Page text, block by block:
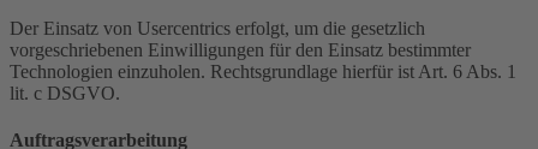
Der Einsatz von Usercentrics erfolgt, um die gesetzlich
vorgeschriebenen Einwilligungen für den Einsatz bestimmter
Technologien einzuholen. Rechtsgrundlage hierfür ist Art. 6 Abs. 1
lit. c DSGVO.
Auftragsverarbeitung